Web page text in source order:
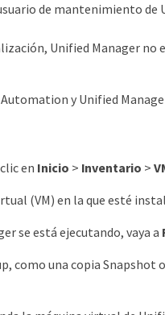
de mantenimiento de
Unified Manager
y Unified
en Inicio > Inventario >
(VM) en la que esté
se está ejecutando, vaya a
como una copia